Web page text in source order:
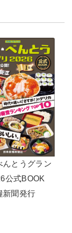
んとうグラン
公式BOOK
新聞発行